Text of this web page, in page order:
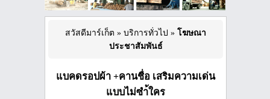
สวัสดีมาร์เก็ต » บริการทั่วไป » โฆษณา
ประชาสัมพันธ์
แบคดรอปผ้า +คานชื่อ เสริมความเด่น
แบบไม่ซำ้ใคร